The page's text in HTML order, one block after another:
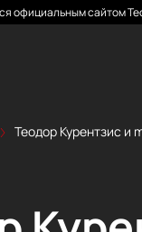
официальным сайтом
Теодор Курентзис и